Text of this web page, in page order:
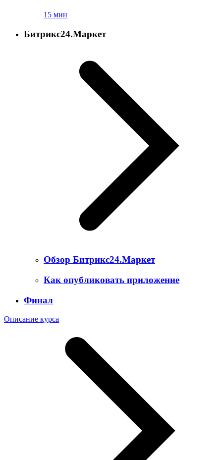
15 мин
Битрикс24.Маркет
Обзор Битрикс24.Маркет
Как опубликовать приложение
Финал
Описание курса